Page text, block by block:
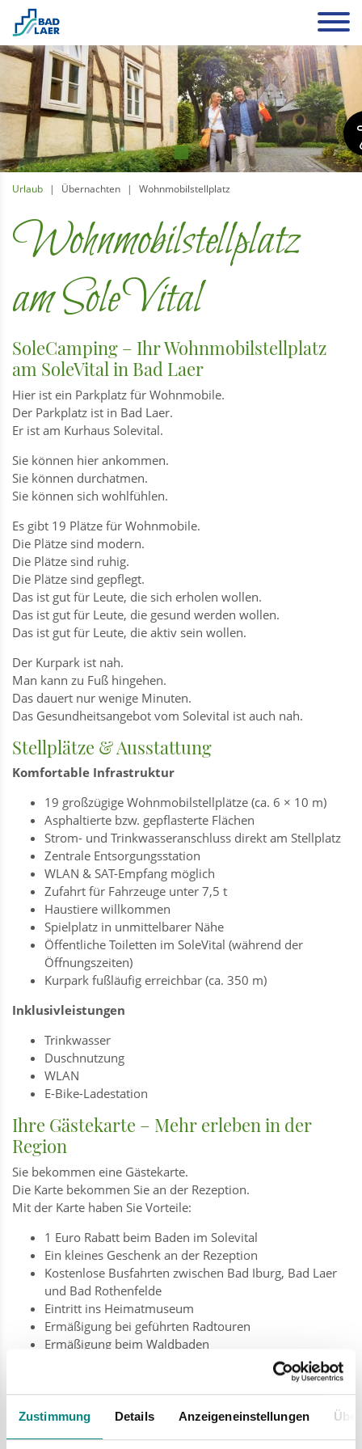
Zustimmung Details Anzeigeneinstellungen
Urlaub Übernachten Wohnmobilstellplatz
Wohnmobilstellplatz
am SoleVital
SoleCamping – Ihr Wohnmobilstellplatz
am SoleVital in Bad Laer
Hier ist ein Parkplatz für Wohnmobile.
Der Parkplatz ist in Bad Laer.
Er ist am Kurhaus Solevital.
Sie können hier ankommen.
Sie können durchatmen.
Sie können sich wohlfühlen.
Es gibt 19 Plätze für Wohnmobile.
Die Plätze sind modern.
Die Plätze sind ruhig.
Die Plätze sind gepflegt.
Das ist gut für Leute, die sich erholen wollen.
Das ist gut für Leute, die gesund werden wollen.
Das ist gut für Leute, die aktiv sein wollen.
Der Kurpark ist nah.
Man kann zu Fuß hingehen.
Das dauert nur wenige Minuten.
Das Gesundheitsangebot vom Solevital ist auch nah.
Stellplätze & Ausstattung
Komfortable Infrastruktur
19 großzügige Wohnmobilstellplätze (ca. 6 × 10 m)
Asphaltierte bzw. gepflasterte Flächen
Strom- und Trinkwasseranschluss direkt am Stellplatz
Zentrale Entsorgungsstation
WLAN & SAT-Empfang möglich
Zufahrt für Fahrzeuge unter 7,5 t
Haustiere willkommen
Spielplatz in unmittelbarer Nähe
Öffentliche Toiletten im SoleVital (während der
Öffnungszeiten)
Kurpark fußläufig erreichbar (ca. 350 m)
Inklusivleistungen
Trinkwasser
Duschnutzung
WLAN
E-Bike-Ladestation
Ihre Gästekarte – Mehr erleben in der
Region
Sie bekommen eine Gästekarte.
Die Karte bekommen Sie an der Rezeption.
Mit der Karte haben Sie Vorteile:
1 Euro Rabatt beim Baden im Solevital
Ein kleines Geschenk an der Rezeption
Kostenlose Busfahrten zwischen Bad Iburg, Bad Laer
und Bad Rothenfelde
Eintritt ins Heimatmuseum
Ermäßigung bei geführten Radtouren
Ermäßigung beim Waldbaden
Teilnahme an Veranstaltungen von März bis Oktober
Preise & Gebühren